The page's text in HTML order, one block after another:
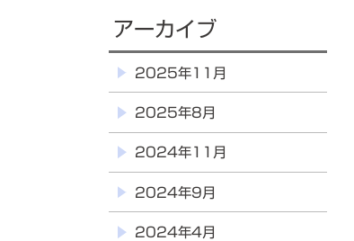
アーカイブ
2025年11月
2025年8月
2024年11月
2024年9月
2024年4月